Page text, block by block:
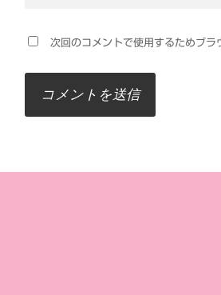
次回のコメントで使用するためブラ